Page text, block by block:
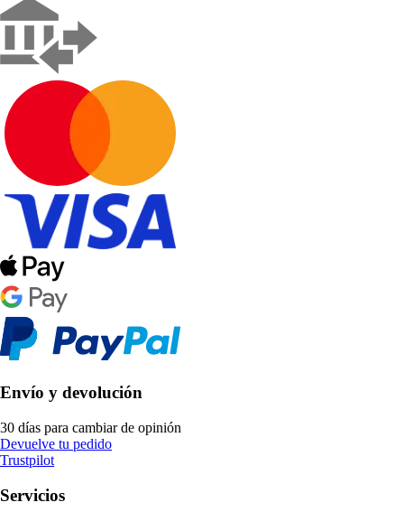
Envío y devolución
30 días para cambiar de opinión
Devuelve tu pedido
Trustpilot
Servicios